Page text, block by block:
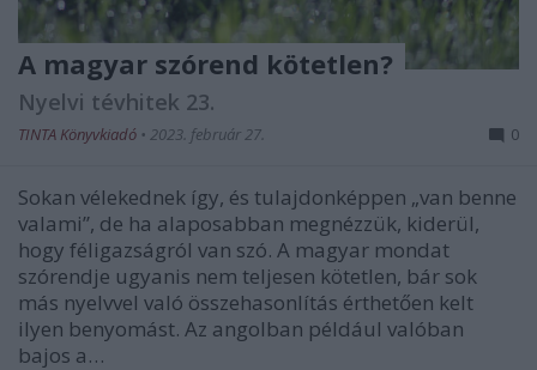
A magyar szórend kötetlen?
Nyelvi tévhitek 23.
TINTA Könyvkiadó • 2023. február 27. 0
Sokan vélekednek így, és tulajdonképpen „van benne
valami”, de ha alaposabban megnézzük, kiderül,
hogy fél­igazságról van szó. A magyar mondat
szórendje ugyanis nem teljesen kötetlen, bár sok
más nyelvvel való összehasonlítás érthetően kelt
ilyen benyomást. Az angolban például valóban
bajos a…